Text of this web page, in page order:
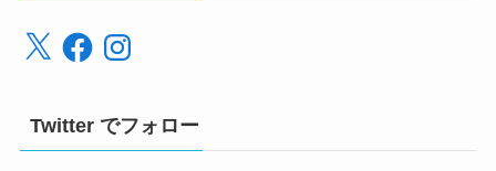
X FacebookInstagram
Twitter でフォロー